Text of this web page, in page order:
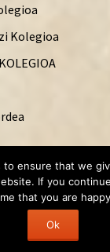
Kolegioa
to ensure that we
If you
that you are
Ok